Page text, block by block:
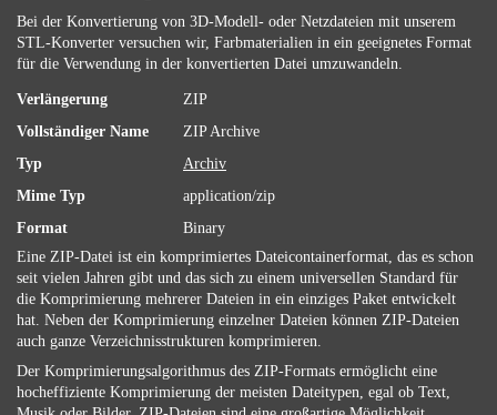
Bei der Konvertierung von 3D-Modell- oder Netzdateien mit unserem
STL-Konverter versuchen wir, Farbmaterialien in ein geeignetes Format
für die Verwendung in der konvertierten Datei umzuwandeln.
Verlängerung
ZIP
Vollständiger Name
ZIP Archive
Typ
Archiv
Mime Typ
application/zip
Format
Binary
Eine ZIP-Datei ist ein komprimiertes Dateicontainerformat, das es schon
seit vielen Jahren gibt und das sich zu einem universellen Standard für
die Komprimierung mehrerer Dateien in ein einziges Paket entwickelt
hat. Neben der Komprimierung einzelner Dateien können ZIP-Dateien
auch ganze Verzeichnisstrukturen komprimieren.
Der Komprimierungsalgorithmus des ZIP-Formats ermöglicht eine
hocheffiziente Komprimierung der meisten Dateitypen, egal ob Text,